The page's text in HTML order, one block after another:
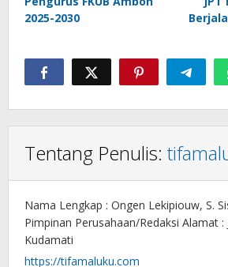
2025-2030
Tentang Penulis:
Nama Lengkap : Ongen Lekipiouw, S.
Pimpinan Perusahaan/Redaksi Alamat :
Kudamati
https://tifamaluku.com